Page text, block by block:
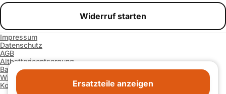
Ersatzteile anzeigen
Widerruf starten
Impressum
Datenschutz
AGB
Altbatterieentsorgung
Barrierefreiheitserklärung
Widerrufsrecht und -formular
Kontakt